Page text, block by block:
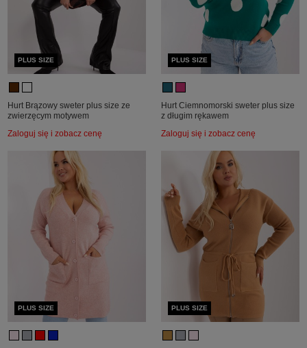
PLUS SIZE
Hurt Brązowy sweter plus size ze
zwierzęcym motywem
Zaloguj się i zobacz cenę
PLUS SIZE
Hurt Ciemnomorski sweter plus size
z długim rękawem
Zaloguj się i zobacz cenę
PLUS SIZE PLUS SIZE